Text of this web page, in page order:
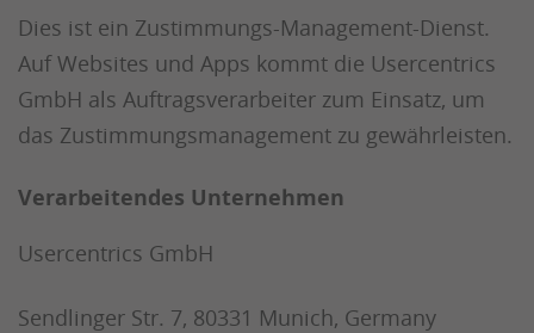
Dies ist ein Zustimmungs-Management-Dienst.
Auf Websites und Apps kommt die Usercentrics
GmbH als Auftragsverarbeiter zum Einsatz, um
das Zustimmungsmanagement zu gewährleisten.
Verarbeitendes Unternehmen
Usercentrics GmbH
Sendlinger Str. 7, 80331 Munich, Germany